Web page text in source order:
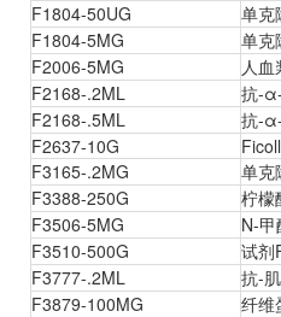
F1804-50UG
单克
F1804-5MG
单克
F2006-5MG
人血
F2168-.2ML
抗-
F2168-.5ML
抗-
F2637-10G
F3165-.2MG
单克
F3388-250G
柠檬
F3506-5MG
N-
F3510-500G
试剂
F3777-.2ML
抗-
F3879-100MG
纤维